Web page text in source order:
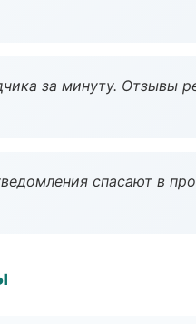
за минуту. Отзывы
спасают в